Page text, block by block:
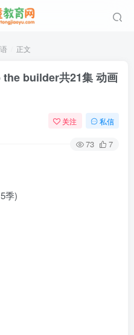
正文
the builder共21集 动画
关注 私信
73 7
季)